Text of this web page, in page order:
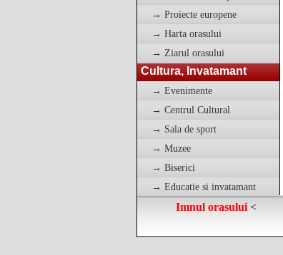
→ Proiecte europene
→ Harta orasului
→ Ziarul orasului
Cultura, Invatamant
→ Evenimente
→ Centrul Cultural
→ Sala de sport
→ Muzee
→ Biserici
→ Educatie si invatamant
Imnul orasului <